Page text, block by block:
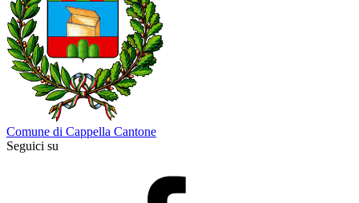
Comune di Cappella Cantone
Seguici su